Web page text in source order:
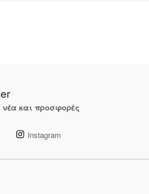
νέα και προσφορές
Instagram